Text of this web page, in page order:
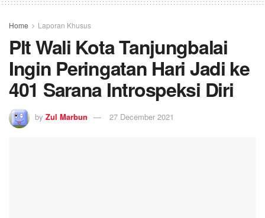
Home Laporan Khusus
Plt Wali Kota Tanjungbalai
Ingin Peringatan Hari Jadi ke
401 Sarana Introspeksi Diri
by Zul Marbun 27 December 2021